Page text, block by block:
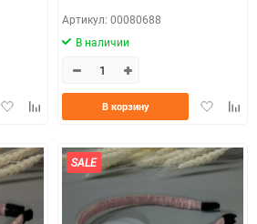
ДобавитьДобавить
Артикул: 00080688
В наличии
Добавить
В корзину
SALE